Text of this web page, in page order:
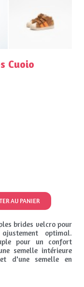
Cuoio
AU PANIER
brides velcro pour
optimal.
pour un confort
semelle intérieure
d'une semelle en